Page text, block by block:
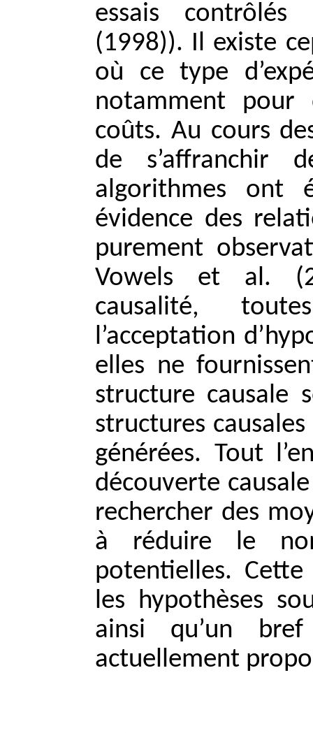
essais contrôlés
(1998)). Il existe
où ce type
notamment pour
coûts. Au cours
de s’affranchir
algorithmes ont
évidence des
purement
Vowels et al.
causalité,
l’acceptation
elles ne
structure causale
structures
générées. Tout
découverte
rechercher des
à réduire le
potentielles.
les hypothèses
ainsi qu’un
actuellement